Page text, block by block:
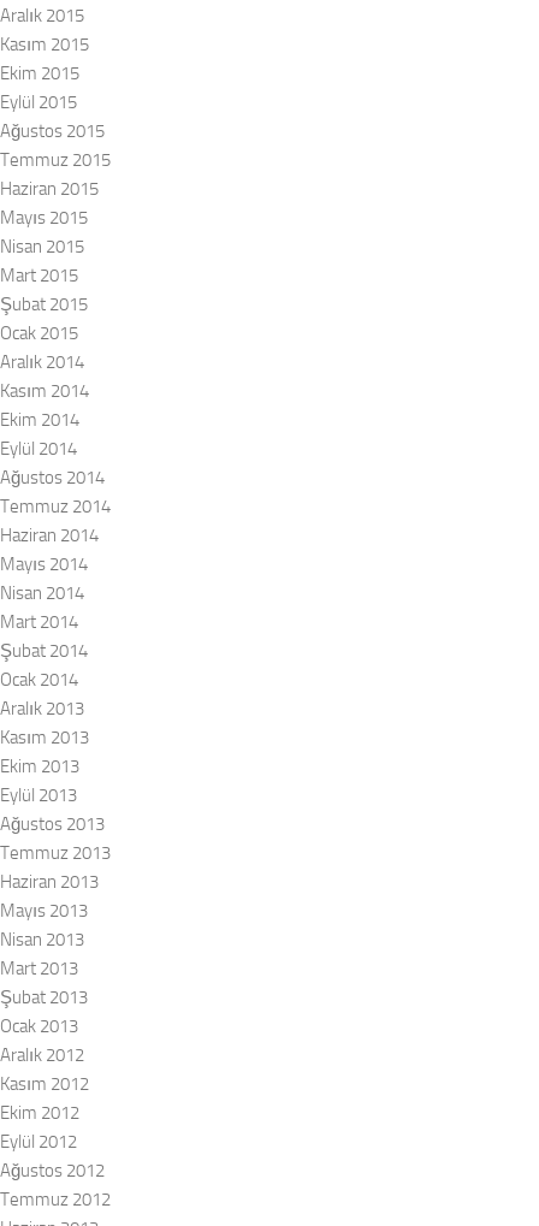
Aralık 2015
Kasım 2015
Ekim 2015
Eylül 2015
Ağustos 2015
Temmuz 2015
Haziran 2015
Mayıs 2015
Nisan 2015
Mart 2015
Şubat 2015
Ocak 2015
Aralık 2014
Kasım 2014
Ekim 2014
Eylül 2014
Ağustos 2014
Temmuz 2014
Haziran 2014
Mayıs 2014
Nisan 2014
Mart 2014
Şubat 2014
Ocak 2014
Aralık 2013
Kasım 2013
Ekim 2013
Eylül 2013
Ağustos 2013
Temmuz 2013
Haziran 2013
Mayıs 2013
Nisan 2013
Mart 2013
Şubat 2013
Ocak 2013
Aralık 2012
Kasım 2012
Ekim 2012
Eylül 2012
Ağustos 2012
Temmuz 2012